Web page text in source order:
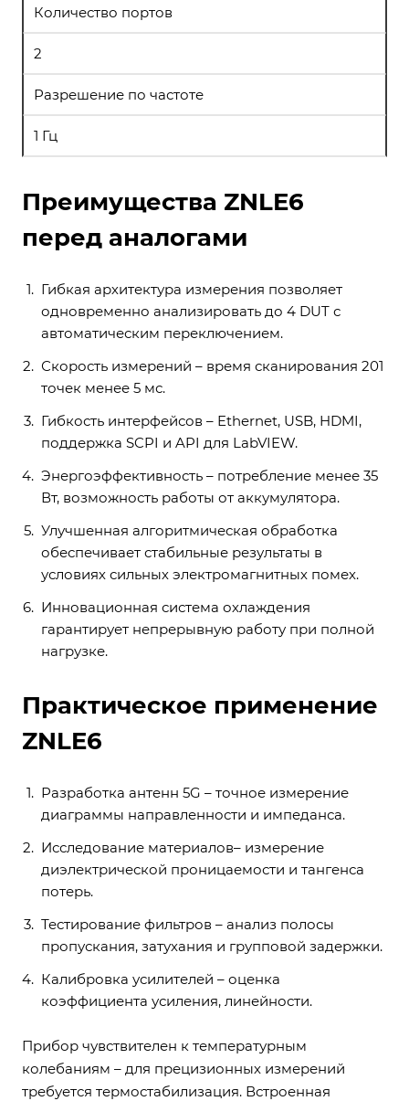
Количество портов
2
Разрешение по частоте
1 Гц
Преимущества ZNLE6
перед аналогами
Гибкая архитектура измерения позволяет
одновременно анализировать до 4 DUT с
автоматическим переключением.
Скорость измерений – время сканирования 201
точек менее 5 мс.
Гибкость интерфейсов – Ethernet, USB, HDMI,
поддержка SCPI и API для LabVIEW.
Энергоэффективность – потребление менее 35
Вт, возможность работы от аккумулятора.
Улучшенная алгоритмическая обработка
обеспечивает стабильные результаты в
условиях сильных электромагнитных помех.
Инновационная система охлаждения
гарантирует непрерывную работу при полной
нагрузке.
Практическое применение
ZNLE6
Разработка антенн 5G – точное измерение
диаграммы направленности и импеданса.
Исследование материалов– измерение
диэлектрической проницаемости и тангенса
потерь.
Тестирование фильтров – анализ полосы
пропускания, затухания и групповой задержки.
Калибровка усилителей – оценка
коэффициента усиления, линейности.
Прибор чувствителен к температурным
колебаниям – для прецизионных измерений
требуется термостабилизация. Встроенная